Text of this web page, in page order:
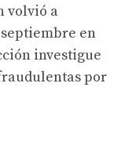
volvió a
en
investigue
por